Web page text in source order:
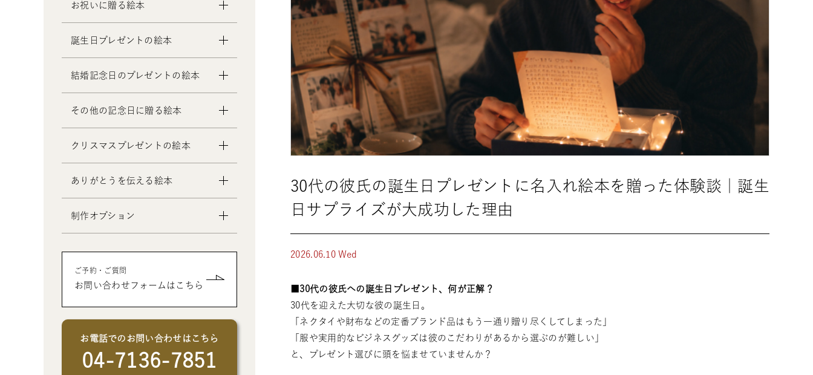
お祝いに贈る絵本
- 成人祝いの絵本
- 初節句のお祝いの絵本
- 入園・入学／卒園・卒業祝いの絵
本
- 還暦祝いの絵本
誕生日プレゼントの絵本
- 2歳～6歳の幼児への誕生日プレゼ
- 小学生の子供への誕生日プレゼン
トの絵本
- 中学生、高校生、大学生への誕生
日プレゼントの絵本
- 20歳の誕生日プレゼントの絵本
- 女性、妻、彼女、女友達への誕生
日プレゼントの絵本
結婚記念日のプレゼントの絵本
- 夫への結婚記念日の絵本
- 友人、知人への結婚記念日の絵本
その他の記念日に贈る絵本
- 生まれて一万日記念日の絵本
の絵本
- 母の日 / 父の日のプレゼントの絵
本
- 敬老の日のプレゼントの絵本
クリスマスプレゼントの絵本
ントの絵本
リスマスプレゼントの絵本
- 中学生、高校生、大学生へのクリ
スマスプレゼントの絵本
- 男性、彼氏、夫、男友達へのクリ
スマスプレゼントの絵本
スマスプレゼントの絵本
ありがとうを伝える絵本
制作オプション
ョン
ご予約・ご質問
お問い合わせフォームはこちら
お電話でのお問い合わせはこちら
04-7136-7851
30代の彼氏の誕生日プレゼントに名入れ絵本を贈った体験談｜誕生
日サプライズが大成功した理由
2026.06.10 Wed
■30代の彼氏への誕生日プレゼント、何が正解？
30代を迎えた大切な彼の誕生日。
「ネクタイや財布などの定番ブランド品はもう一通り贈り尽くしてしまった」
「服や実用的なビジネスグッズは彼のこだわりがあるから選ぶのが難しい」
と、プレゼント選びに頭を悩ませていませんか？